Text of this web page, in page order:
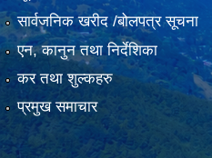
सार्वजनिक खरीद /बोलपत्र सूचना
एन, कानुन तथा निर्देशिका
कर तथा शुल्कहरु
प्रमुख समाचार